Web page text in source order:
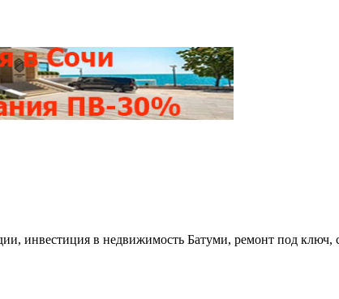
инвестиция в недвижимость Батуми, ремонт под ключ,